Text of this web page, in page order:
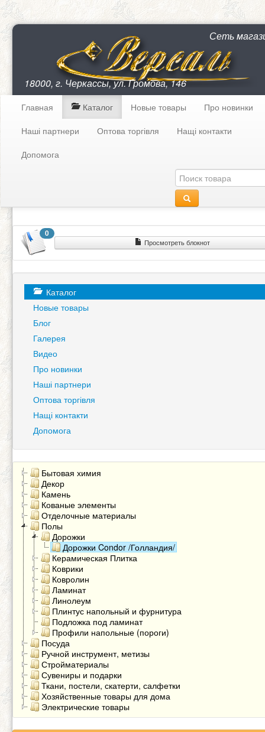
Сеть
18000, г. Черкассы, ул. Громова, 146
Главная Каталог Новые товары
Про новинки
Наші партнери
Оптова торгівля
Нащі контакти
Допомога
0
Просмотреть блокнот
Каталог
Новые товары
Блог
Галерея
Видео
Про новинки
Наші партнери
Оптова торгівля
Нащі контакти
Допомога
Бытовая химия
Декор
Камень
Кованые элементы
Отделочные материалы
Полы
Дорожки
Дорожки Condor /Голландия/
Керамическая Плитка
Коврики
Ковролин
Ламинат
Линолеум
Плинтус напольный и фурнитура
Подложка под ламинат
Профили напольные (пороги)
Посуда
Ручной инструмент, метизы
Стройматериалы
Сувениры и подарки
Ткани, постели, скатерти, салфетки
Хозяйственные товары для дома
Электрические товары